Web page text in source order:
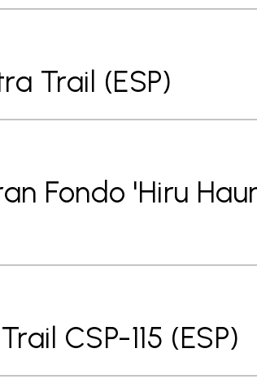
Trail (ESP)
Fondo 'Hiru
CSP-115 (ESP)